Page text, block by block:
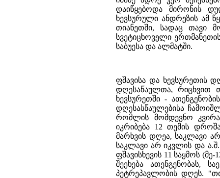
დაიწყებოდა მირონის
ხევსურული ანდრეზის ამ
თიანეთში, სადაც თავი
სვეტიცხოველი
საბუესა და ალმატში.
ფშავისა და ხევსურეთის
დღესაწაულთა, რიცხვით
ხევსურეთში -
დღესასწაულებისა
რომლის მომდევნო
იკრიბება 12 თემის
მარხვის დღეა, საკლავი არ
საკლავი არ იკვლის და
ფშავისხევის 11 საყმოს
შეეხება ათენგენობას,
პეტრეპავლობის დღეს.